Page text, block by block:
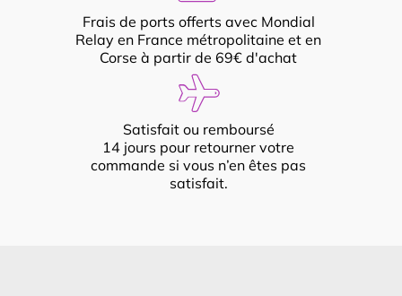
Frais de ports offerts avec Mondial
Relay en France métropolitaine et en
Corse à partir de 69€ d'achat
Satisfait ou remboursé
14 jours pour retourner votre
commande si vous n’en êtes pas
satisfait.